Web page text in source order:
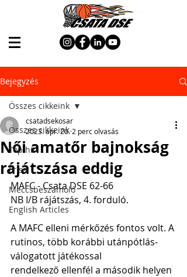
Bejegyzés
Összes cikkeink
Top hír
Friss
Meccsbeszámoló
English Articles
Összes cikkeink
Női amatőr bajnokság
rájátszása eddig
csatadsekosar
2023. ápr. 20. 2 perc olvasás
MAFC - Csata DSE 62-66
NB I/B rájátszás, 4. forduló.
A MAFC elleni mérkőzés fontos volt. A
rutinos, több korábbi utánpótlás-
válogatott játékossal
rendelkező ellenfél a második helyen